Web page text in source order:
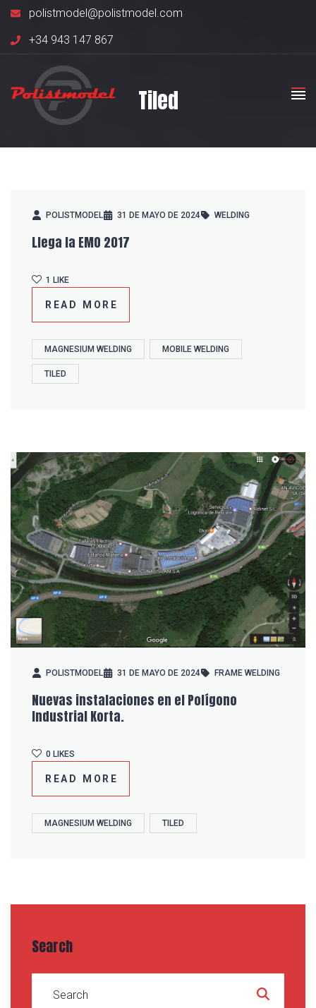
polistmodel@polistmodel.com
+34 943 147 867
Tiled
POLISTMODEL 31 DE MAYO DE 2024 WELDING
Llega la EMO 2017
MAGNESIUM WELDING MOBILE WELDING
TILED
READ MORE
EMO
1 LIKE
POLISTMODEL 31 DE MAYO DE 2024 FRAME WELDING
Nuevas instalaciones en el Polígono
Industrial Korta.
MAGNESIUM WELDING TILED
READ MORE
EN
POLÍGONO
INDUSTRIAL
0 LIKES
Search